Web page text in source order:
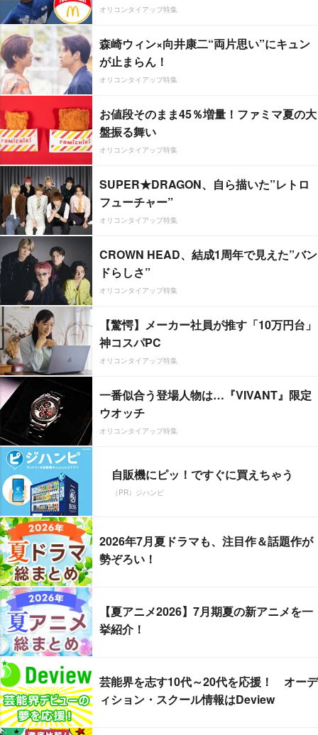
オリコンタイアップ特集
森崎ウィン×向井康二“両片思い”にキュン
が止まらん！
オリコンタイアップ特集
お値段そのまま45％増量！ファミマ夏の大
盤振る舞い
オリコンタイアップ特集
SUPER★DRAGON、自ら描いた”レトロ
フューチャー”
オリコンタイアップ特集
CROWN HEAD、結成1周年で見えた”バン
ドらしさ”
オリコンタイアップ特集
【驚愕】メーカー社員が推す「10万円台」
神コスパPC
オリコンタイアップ特集
一番似合う登場人物は…『VIVANT』限定
ウオッチ
オリコンタイアップ特集
自販機にピッ！ですぐに買えちゃう
（PR）ジハンピ
2026年7月夏ドラマも、注目作＆話題作が
勢ぞろい！
【夏アニメ2026】7月期夏の新アニメを一
挙紹介！
芸能界を志す10代～20代を応援！ オーデ
ィション・スクール情報はDeview